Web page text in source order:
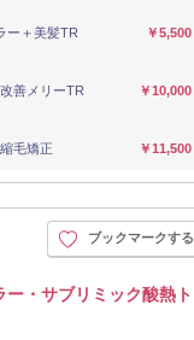
ー＋美髪TR ￥5,500
善メリーTR ￥10,000
毛矯正 ￥11,500
ブックマークする
・サブリミック酸熱ト